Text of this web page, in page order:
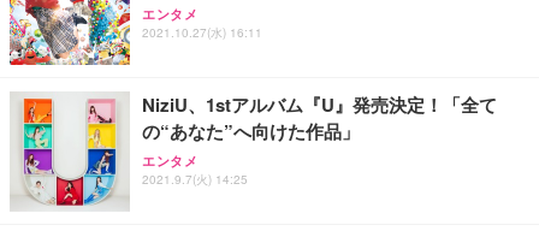
エンタメ
2021.10.27(水) 16:11
NiziU、1stアルバム『U』発売決定！「全て
の“あなた”へ向けた作品」
エンタメ
2021.9.7(火) 14:25